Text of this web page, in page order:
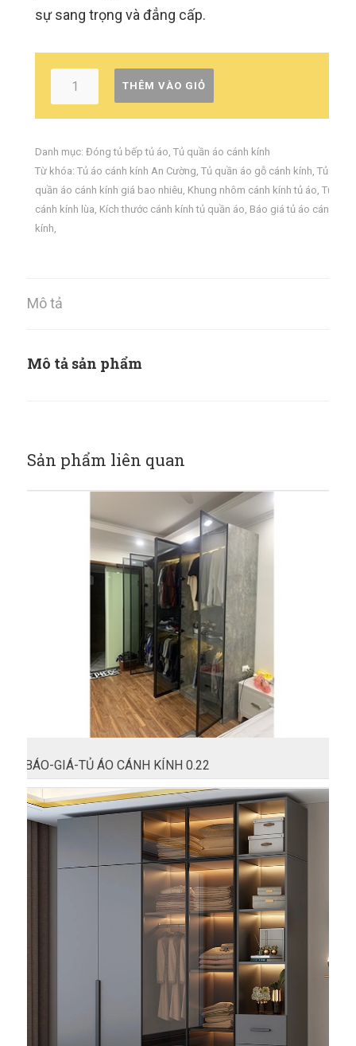
sự sang trọng và đẳng cấp.
THÊM VÀO GIỎ
Danh mục: Đóng tủ bếp tủ áo, Tủ quần áo cánh kính
Từ khóa: Tủ áo cánh kính An Cường, Tủ quần áo gỗ cánh kính, Tủ
quần áo cánh kính giá bao nhiêu, Khung nhôm cánh kính tủ áo, Tủ
cánh kính lùa, Kích thước cánh kính tủ quần áo, Báo giá tủ áo cánh
kính,
Mô tả
Mô tả sản phẩm
Sản phẩm liên quan
BÁO-GIÁ-TỦ ÁO CÁNH KÍNH 0.22